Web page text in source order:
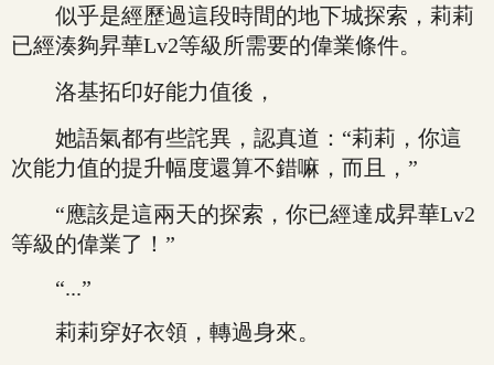
似乎是經歷過這段時間的地下城探索，莉莉
已經湊夠昇華Lv2等級所需要的偉業條件。
洛基拓印好能力值後，
她語氣都有些詫異，認真道：“莉莉，你這
次能力值的提升幅度還算不錯嘛，而且，”
“應該是這兩天的探索，你已經達成昇華Lv2
等級的偉業了！”
“...”
莉莉穿好衣領，轉過身來。